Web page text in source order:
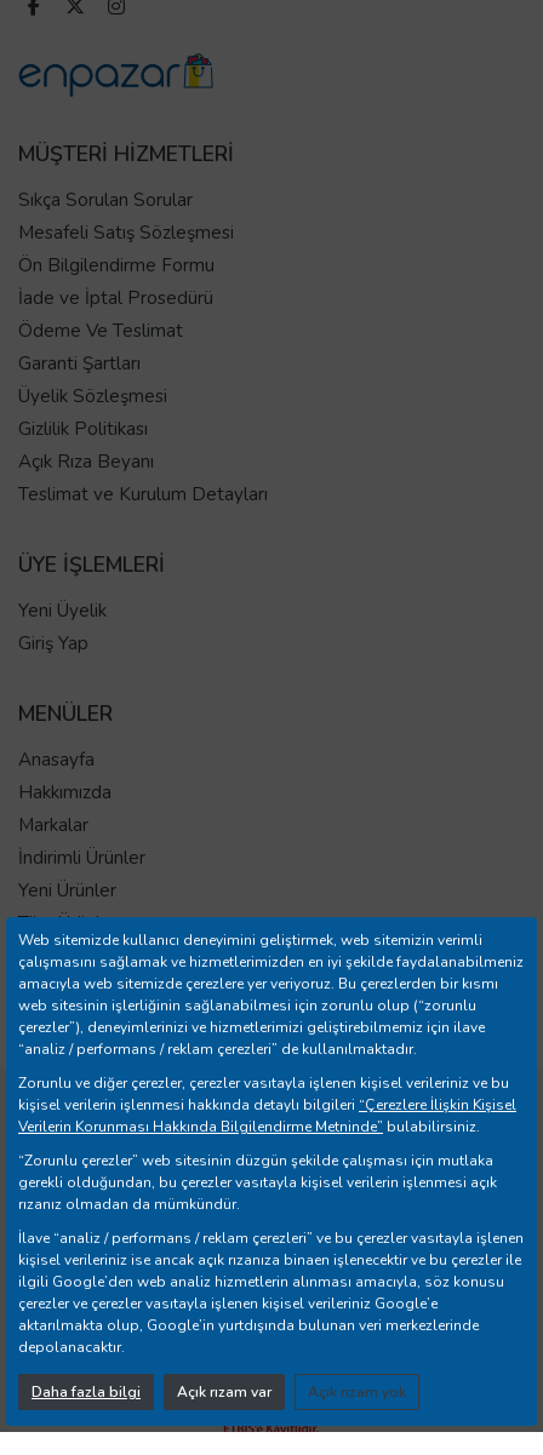
MÜŞTERİ HİZMETLERİ
Sıkça Sorulan Sorular
Mesafeli Satış Sözleşmesi
Ön Bilgilendirme Formu
İade ve İptal Prosedürü
Ödeme Ve Teslimat
Garanti Şartları
Üyelik Sözleşmesi
Gizlilik Politikası
Açık Rıza Beyanı
Teslimat ve Kurulum Detayları
ÜYE İŞLEMLERİ
Yeni Üyelik
Giriş Yap
MENÜLER
Anasayfa
Hakkımızda
Markalar
İndirimli Ürünler
Yeni Ürünler
Tüm Ürünler
İletişim
Mağazalar
Banka Hesap Bilgileri
Copyright © 2026 Yılmazer Ev Gereçleri İth. İhr. San. ve Tic.
A.Ş. Tüm Hakları Saklıdır.
Web Business® e-ticaret sistemleri ile hazırlanmıştır.
Web sitemizde kullanıcı deneyimini geliştirmek, web sitemizin verimli
çalışmasını sağlamak ve hizmetlerimizden en iyi şekilde faydalanabilmeniz
amacıyla web sitemizde çerezlere yer veriyoruz. Bu çerezlerden bir kısmı
web sitesinin işlerliğinin sağlanabilmesi için zorunlu olup (“zorunlu
çerezler”), deneyimlerinizi ve hizmetlerimizi geliştirebilmemiz için ilave
“analiz / performans / reklam çerezleri” de kullanılmaktadır.
Zorunlu ve diğer çerezler, çerezler vasıtayla işlenen kişisel verileriniz ve bu
kişisel verilerin işlenmesi hakkında detaylı bilgileri “Çerezlere İlişkin Kişisel
Verilerin Korunması Hakkında Bilgilendirme Metninde” bulabilirsiniz.
“Zorunlu çerezler” web sitesinin düzgün şekilde çalışması için mutlaka
gerekli olduğundan, bu çerezler vasıtayla kişisel verilerin işlenmesi açık
rızanız olmadan da mümkündür.
İlave “analiz / performans / reklam çerezleri” ve bu çerezler vasıtayla işlenen
kişisel verileriniz ise ancak açık rızanıza binaen işlenecektir ve bu çerezler ile
ilgili Google’den web analiz hizmetlerin alınması amacıyla, söz konusu
çerezler ve çerezler vasıtayla işlenen kişisel verileriniz Google’e
aktarılmakta olup, Google’in yurtdışında bulunan veri merkezlerinde
depolanacaktır.
Daha fazla bilgi Açık rızam var Açık rızam yok